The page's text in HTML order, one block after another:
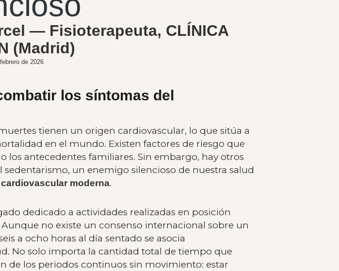
— Fisioterapeuta, CLÍNICA
(Madrid)
de 2026
los síntomas del
tienen un origen cardiovascular, lo que sitúa a
en el mundo. Existen factores de riesgo que
antecedentes familiares. Sin embargo, hay otros
un enemigo silencioso de nuestra salud
moderna.
dedicado a actividades realizadas en posición
no existe un consenso internacional sobre un
a ocho horas al día sentado se asocia
No solo importa la cantidad total de tiempo que
de los periodos continuos sin movimiento: estar